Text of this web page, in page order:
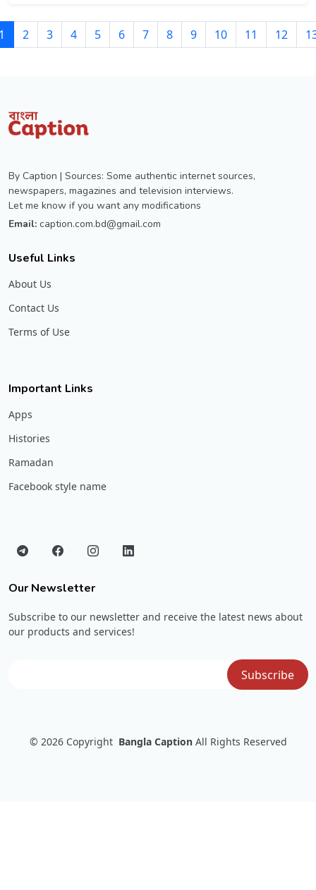
2 3 4 5 6 7 8 9 10 11 12
By Caption | Sources: Some authentic internet sources,
newspapers, magazines and television interviews.
Let me know if you want any modifications
Email: caption.com.bd@gmail.com
Useful Links
About Us
Contact Us
Terms of Use
Important Links
Apps
Histories
Ramadan
Facebook style name
Our Newsletter
Subscribe to our newsletter and receive the latest news about
our products and services!
© 2026 Copyright Bangla Caption All Rights Reserved